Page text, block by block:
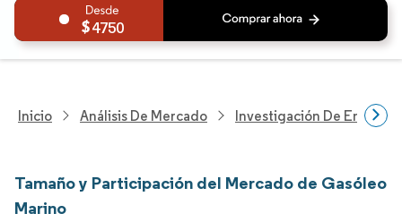
4750
Inicio Análisis De Mercado Investigación De Energía
Tamaño y Participación del Mercado de Gasóleo
Marino